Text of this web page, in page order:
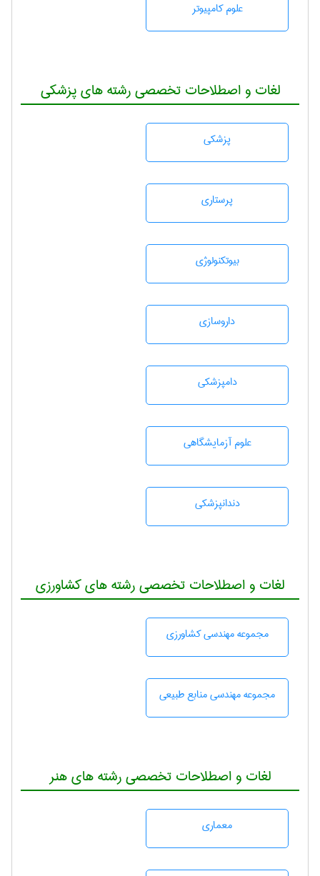
علوم کامپیوتر
لغات و اصطلاحات تخصصی رشته های پزشکی
پزشكی
پرستاری
بيوتكنولوژی
داروسازی
دامپزشكی
علوم آزمايشگاهی
دندانپزشكی
لغات و اصطلاحات تخصصی رشته های کشاورزی
مجموعه مهندسی كشاورزی
مجموعه مهندسی منابع طبيعی
لغات و اصطلاحات تخصصی رشته های هنر
معماری